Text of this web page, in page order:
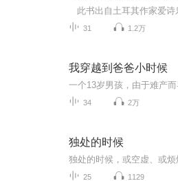
31 1.2万
我穿越到爸爸小时候
34 2万
独处的时候
25 1129